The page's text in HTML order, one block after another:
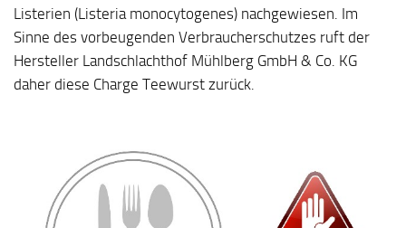
Listerien (Listeria monocytogenes) nachgewiesen. Im
Sinne des vorbeugenden Verbraucherschutzes ruft der
Hersteller Landschlachthof Mühlberg GmbH & Co. KG
daher diese Charge Teewurst zurück.